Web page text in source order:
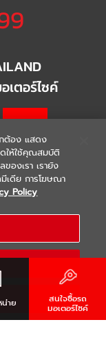
เตอร์ไซค์
ALL RIGHTS
าย สนใจซื้อรถ
มอเตอร์ไซค์
กต้อง แสดง
ดให้ใช้คุณสมบัติ
ของเรา เรายัง
เดีย การโฆษณา
Policy